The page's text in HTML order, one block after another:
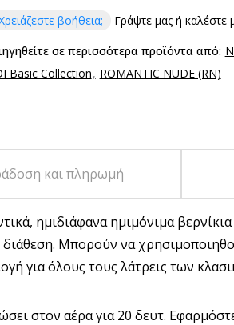
βοήθεια; Γράψτε μας ή καλέστε
σε περισσότερα προϊόντα από:
Basic Collection
ROMANTIC NUDE (RN)
και πληρωμή
ημιδιάφανα ημιμόνιμα
διάθεση. Μπορούν να
για όλους τους λάτρεις των
στον αέρα για 20 δευτ.